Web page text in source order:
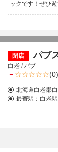
ックです！ぜひ遊
閉店 パブ
白老 /パブ
－ (0)
北海道白老郡
最寄駅： 白老駅